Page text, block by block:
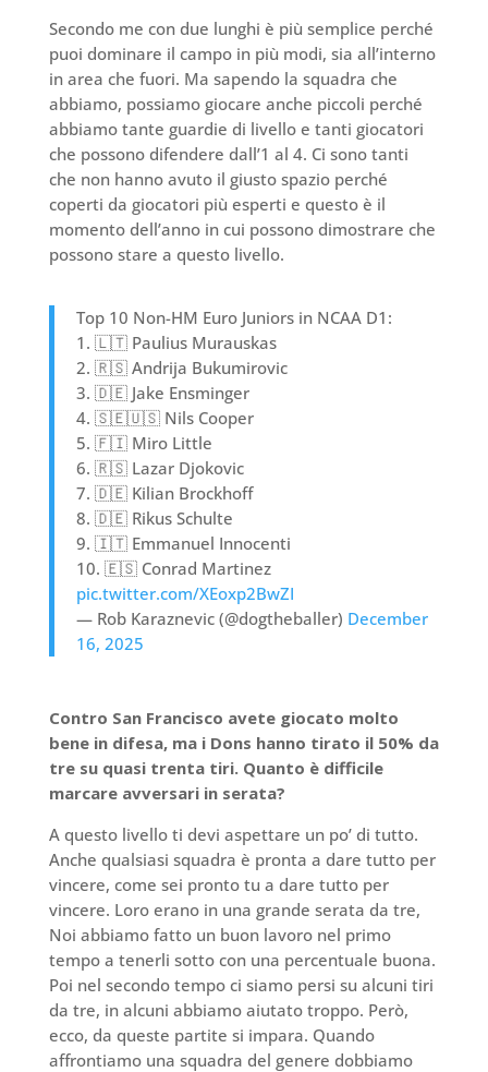
Secondo me con due lunghi è più semplice perché
puoi dominare il campo in più modi, sia all’interno
in area che fuori. Ma sapendo la squadra che
abbiamo, possiamo giocare anche piccoli perché
abbiamo tante guardie di livello e tanti giocatori
che possono difendere dall’1 al 4. Ci sono tanti
che non hanno avuto il giusto spazio perché
coperti da giocatori più esperti e questo è il
momento dell’anno in cui possono dimostrare che
possono stare a questo livello.
Top 10 Non-HM Euro Juniors in NCAA D1:
1. 🇱🇹 Paulius Murauskas
2. 🇷🇸 Andrija Bukumirovic
3. 🇩🇪 Jake Ensminger
4. 🇸🇪🇺🇸 Nils Cooper
5. 🇫🇮 Miro Little
6. 🇷🇸 Lazar Djokovic
7. 🇩🇪 Kilian Brockhoff
8. 🇩🇪 Rikus Schulte
9. 🇮🇹 Emmanuel Innocenti
10. 🇪🇸 Conrad Martinez
pic.twitter.com/XEoxp2BwZI
— Rob Karaznevic (@dogtheballer) December
16, 2025
Contro San Francisco avete giocato molto
bene in difesa, ma i Dons hanno tirato il 50% da
tre su quasi trenta tiri. Quanto è difficile
marcare avversari in serata?
A questo livello ti devi aspettare un po’ di tutto.
Anche qualsiasi squadra è pronta a dare tutto per
vincere, come sei pronto tu a dare tutto per
vincere. Loro erano in una grande serata da tre,
Noi abbiamo fatto un buon lavoro nel primo
tempo a tenerli sotto con una percentuale buona.
Poi nel secondo tempo ci siamo persi su alcuni tiri
da tre, in alcuni abbiamo aiutato troppo. Però,
ecco, da queste partite si impara. Quando
affrontiamo una squadra del genere dobbiamo